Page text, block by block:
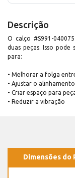
Descrição
O calço #S991-
duas peças. Isso
para:
• Melhorar a folga
• Ajustar o
• Criar espaço para
• Reduzir a vibração
Dimensões do